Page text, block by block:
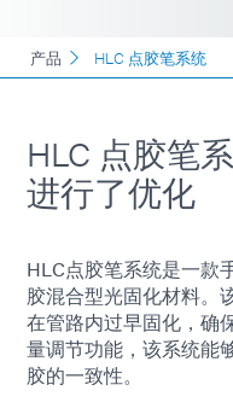
产品 HLC 点胶笔系统
HLC 点胶笔
进行了优化
HLC点胶笔系统是一款
胶混合型光固化材料。
在管路内过早固化，确
量调节功能，该系统能
胶的一致性。